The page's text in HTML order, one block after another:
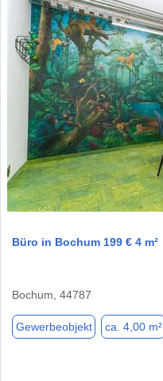
Büro in Bochum 199 € 4 m²
Bochum, 44787
Gewerbeobjekt ca. 4,00 m²